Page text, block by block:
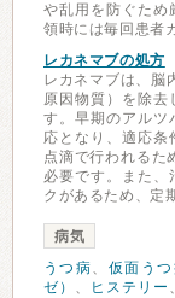
や乱用を防ぐため
領時には毎回患者
レカネマブの処方
レカネマブは、脳
原因物質）を除去
す。早期のアルツ
応となり、適応条
点滴で行われるた
必要です。また、
クがあるため、定
病気
うつ病、 仮面うつ
ゼ） 、 ヒステリー 、